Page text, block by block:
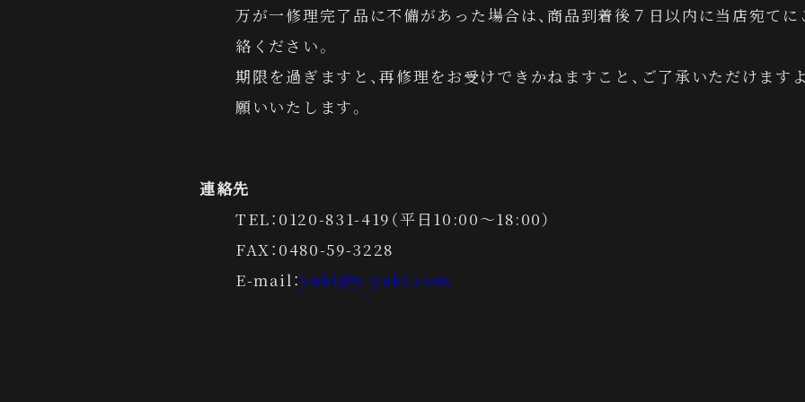
万が一修理完了品に不備があった場合は、商品到着後７日以内に当店宛てに
絡ください。
期限を過ぎますと、再修理をお受けできかねますこと、ご了承いただけます
願いいたします。
連絡先
TEL：0120-831-419（平日10:00～18:00）
FAX：0480-59-3228
E-mail：yuki@y-yuki.com